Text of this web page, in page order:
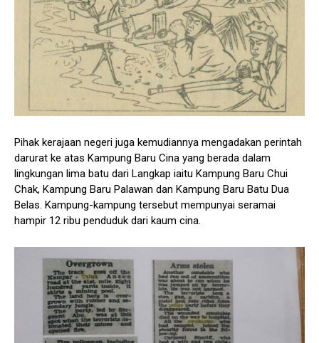
Pihak kerajaan negeri juga kemudiannya mengadakan perintah
darurat ke atas Kampung Baru Cina yang berada dalam
lingkungan lima batu dari Langkap iaitu Kampung Baru Chui
Chak, Kampung Baru Palawan dan Kampung Baru Batu Dua
Belas. Kampung-kampung tersebut mempunyai seramai
hampir 12 ribu penduduk dari kaum cina.